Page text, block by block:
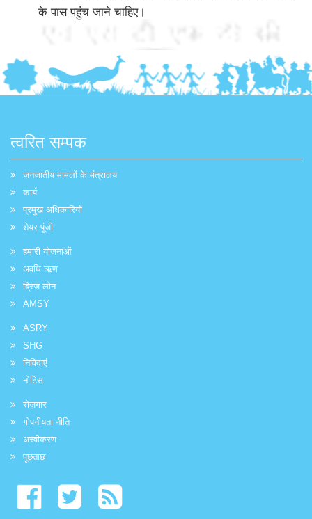
के पास पहुंच जाने चाहिए।
त्वरित सम्पक
जनजातीय मामलों के मंत्रालय
कार्य
प्रमुख अधिकारियों
शेयर पूंजी
हमारी योजनाओं
अवधि ऋण
ब्रिज लोन
AMSY
ASRY
SHG
निविदाएं
नोटिस
रोज़गार
गोपनीयता नीति
अस्वीकरण
पूछताछ